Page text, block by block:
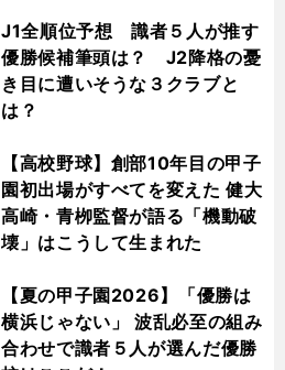
J1全順位予想 識者５人が推す
優勝候補筆頭は？ J2降格の憂
き目に遭いそうな３クラブと
は？
【高校野球】創部10年目の甲子
園初出場がすべてを変えた 健大
高崎・青栁監督が語る「機動破
壊」はこうして生まれた
【夏の甲子園2026】「優勝は
横浜じゃない」 波乱必至の組み
合わせで識者５人が選んだ優勝